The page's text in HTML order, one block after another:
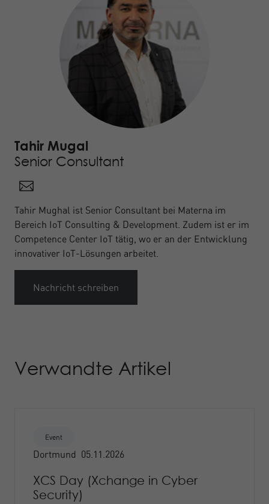
Tahir Mugal
Senior Consultant
Tahir Mughal ist Senior Consultant bei Materna im
Bereich IoT Consulting & Development. Zudem ist er im
Competence Center IoT tätig, wo er an der Entwicklung
innovativer IoT-Lösungen arbeitet.
Nachricht schreiben
Verwandte Artikel
Event
Dortmund 05.11.2026
XCS Day (Xchange in Cyber
Security)